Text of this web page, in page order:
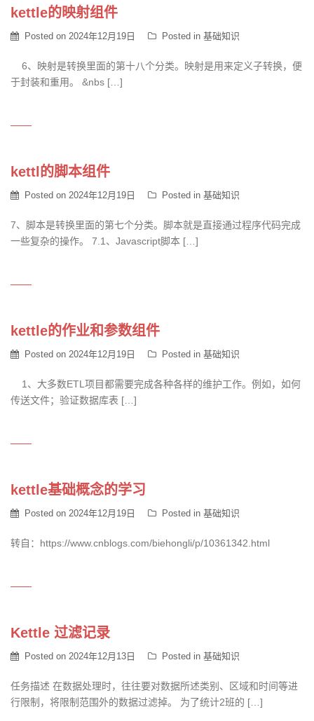
kettle的映射组件
Posted on 2024年12月19日 Posted in 基础知识
6、映射是转换里面的第十八个分类。映射是用来定义子转换，便
于封装和重用。 &nbs […]
kettl的脚本组件
Posted on 2024年12月19日 Posted in 基础知识
7、脚本是转换里面的第七个分类。脚本就是直接通过程序代码完成
一些复杂的操作。 7.1、Javascript脚本 […]
kettle的作业和参数组件
Posted on 2024年12月19日 Posted in 基础知识
1、大多数ETL项目都需要完成各种各样的维护工作。例如，如何
传送文件；验证数据库表 […]
kettle基础概念的学习
Posted on 2024年12月19日 Posted in 基础知识
转自：https://www.cnblogs.com/biehongli/p/10361342.html
Kettle 过滤记录
Posted on 2024年12月13日 Posted in 基础知识
任务描述 在数据处理时，往往要对数据所述类别、区域和时间等进
行限制，将限制范围外的数据过滤掉。 为了统计2班的 […]